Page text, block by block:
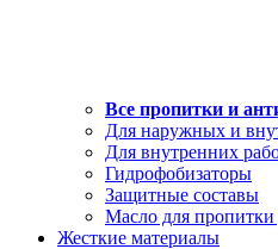
Все пропитки и
Для наружных и
Для внутренних
Гидрофобизаторы
Защитные составы
Масло для пропитки
Жесткие материалы